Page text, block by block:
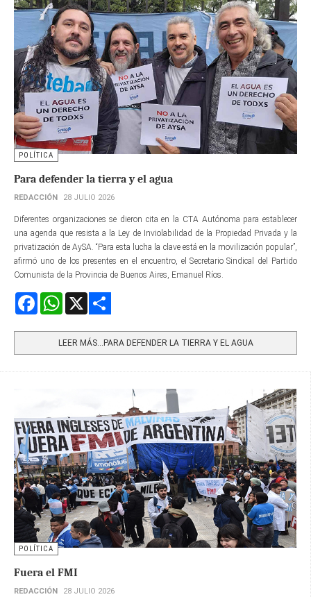
POLÍTICA
Para defender la tierra y el agua
REDACCIÓN 28 JULIO 2026
Diferentes organizaciones se dieron cita en la CTA Autónoma para establecer
una agenda que resista a la Ley de Inviolabilidad de la Propiedad Privada y la
privatización de AySA. “Para esta lucha la clave está en la movilización popular”,
afirmó uno de los presentes en el encuentro, el Secretario Sindical del Partido
Comunista de la Provincia de Buenos Aires, Emanuel Ríos.
FacebookWhatsApp
LEER MÁS…PARA DEFENDER LA TIERRA Y EL AGUA
POLÍTICA
Fuera el FMI
REDACCIÓN 28 JULIO 2026